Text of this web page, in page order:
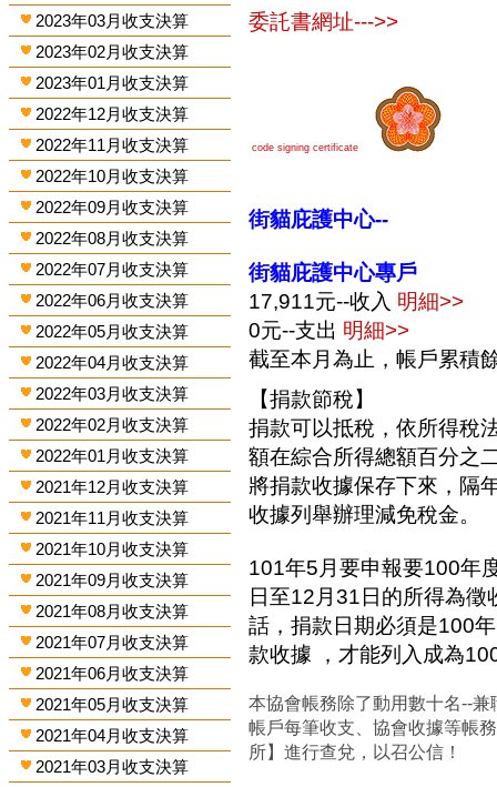
2023年03月收支決算
2023年02月收支決算
2023年01月收支決算
2022年12月收支決算
2022年11月收支決算
2022年10月收支決算
2022年09月收支決算
2022年08月收支決算
2022年07月收支決算
2022年06月收支決算
2022年05月收支決算
2022年04月收支決算
2022年03月收支決算
2022年02月收支決算
2022年01月收支決算
2021年12月收支決算
2021年11月收支決算
2021年10月收支決算
2021年09月收支決算
2021年08月收支決算
2021年07月收支決算
2021年06月收支決算
2021年05月收支決算
2021年04月收支決算
2021年03月收支決算
委託書網址--->>
code signing certificate
街貓庇護中心--
街貓庇護中心專戶
17,911元--收入 明細>>
0元--支出 明細>>
截至本月為止，帳戶累積
【捐款節稅】
捐款可以抵稅，依所得稅
額在綜合所得總額百分之
將捐款收據保存下來，隔
收據列舉辦理減免稅金。
101年5月要申報要100年
日至12月31日的所得為
話，捐款日期必須是100
款收據 ，才能列入成為
本協會帳務除了動用數十名--
帳戶每筆收支、協會收據等帳
所】進行查兌，以召公信！